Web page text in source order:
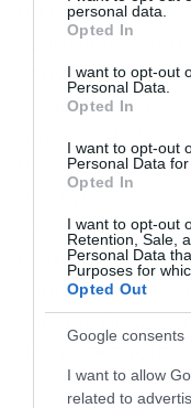
grant or deny
use your data for
consent section.
personal data.
Opted In
I want to opt-out
Personal Data.
Opted In
I want to opt-out
Personal Data
Opted In
I want to opt-out
Retention, Sale,
Personal Data
Purposes for
Opted Out
Google consents
I want to allow
related to
θα εκδηλωθούν
μεμονωμένες
Στην υπόλοιπη
με πρόσκαιρες
απογευματινές
θα σημειωθούν
στα ορεινά να
καταιγίδες.
Οι άνεμοι θα
βορειοδυτικοί
βόρειες
Η θερμοκρασία
μεταβολή.